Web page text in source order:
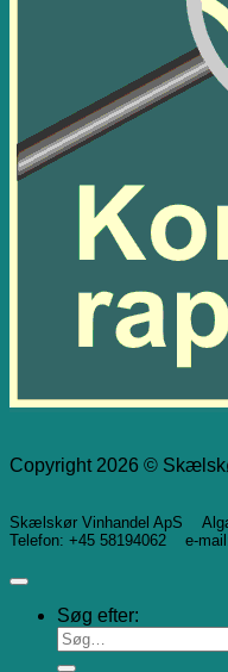
Copyright 2026 ©
Skælskør Vinhandel ApS
Telefon: +45 58194062 e-
Søg efter: